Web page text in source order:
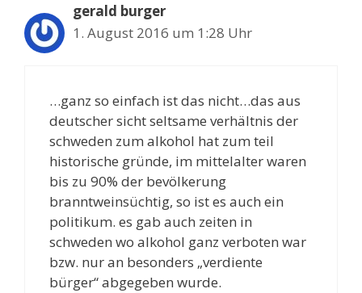
gerald burger
1. August 2016 um 1:28 Uhr
…ganz so einfach ist das nicht…das aus
deutscher sicht seltsame verhältnis der
schweden zum alkohol hat zum teil
historische gründe, im mittelalter waren
bis zu 90% der bevölkerung
branntweinsüchtig, so ist es auch ein
politikum. es gab auch zeiten in
schweden wo alkohol ganz verboten war
bzw. nur an besonders „verdiente
bürger“ abgegeben wurde.